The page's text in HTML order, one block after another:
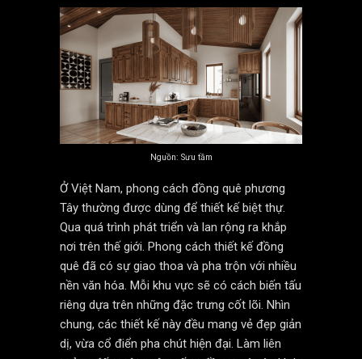
Nguồn: Sưu tầm
Ở Việt Nam, phong cách đồng quê phương
Tây thường được dùng để thiết kế biệt thự.
Qua quá trình phát triển và lan rộng ra khắp
nơi trên thế giới. Phong cách thiết kế đồng
quê đã có sự giao thoa và pha trộn với nhiều
nền văn hóa. Mỗi khu vực sẽ có cách biến tấu
riêng dựa trên những đặc trưng cốt lõi. Nhìn
chung, các thiết kế này đều mang vẻ đẹp giản
dị, vừa cổ điển pha chút hiện đại. Làm liên